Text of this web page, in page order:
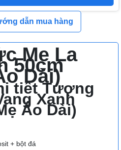
dẫn mua hàng
Mẹ La
50cm
Dài)
tiết Tượng
Xanh
Áo Dài)
+ bột đá